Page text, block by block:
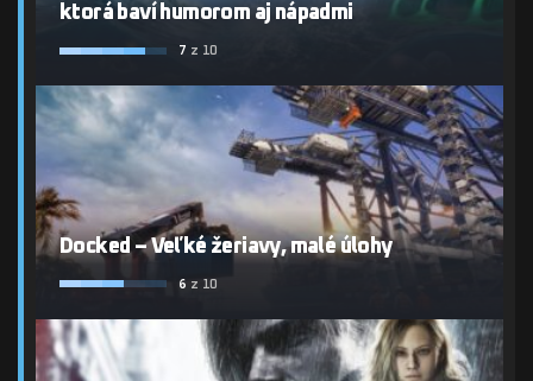
ktorá baví humorom aj nápadmi
7 z 10
Docked – Veľké žeriavy, malé úlohy
6 z 10